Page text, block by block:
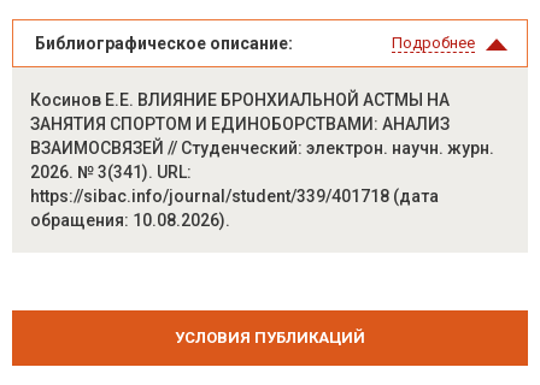
Библиографическое описание: Подробнее
Косинов Е.Е. ВЛИЯНИЕ БРОНХИАЛЬНОЙ АСТМЫ НА
ЗАНЯТИЯ СПОРТОМ И ЕДИНОБОРСТВАМИ: АНАЛИЗ
ВЗАИМОСВЯЗЕЙ // Студенческий: электрон. научн. журн.
2026. № 3(341). URL:
https://sibac.info/journal/student/339/401718 (дата
обращения: 10.08.2026).
УСЛОВИЯ ПУБЛИКАЦИЙ